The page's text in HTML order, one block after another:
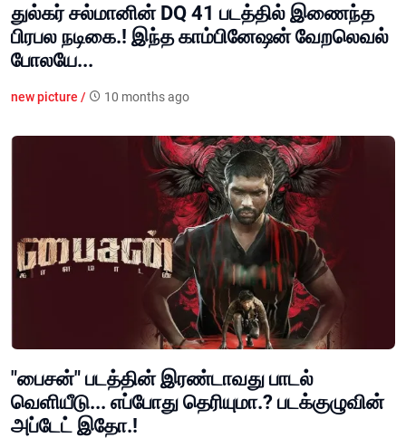
துல்கர் சல்மானின் DQ 41 படத்தில் இணைந்த
பிரபல நடிகை.! இந்த காம்பினேஷன் வேறலெவல்
போலயே...
new picture / 10 months ago
"பைசன்" படத்தின் இரண்டாவது பாடல்
வெளியீடு... எப்போது தெரியுமா.? படக்குழுவின்
அப்டேட் இதோ.!